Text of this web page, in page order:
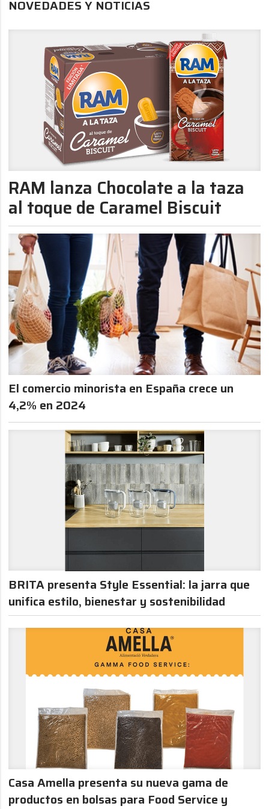
NOVEDADES Y NOTICIAS
RAM lanza Chocolate a la taza
al toque de Caramel Biscuit
El comercio minorista en España crece un
4,2% en 2024
BRITA presenta Style Essential: la jarra que
unifica estilo, bienestar y sostenibilidad
Casa Amella presenta su nueva gama de
productos en bolsas para Food Service y